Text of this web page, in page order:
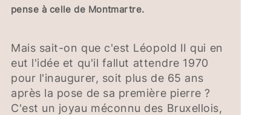
pense à celle de Montmartre.
Mais sait-on que c'est Léopold II qui en
eut l'idée et qu'il fallut attendre 1970
pour l'inaugurer, soit plus de 65 ans
après la pose de sa première pierre ?
C'est un joyau méconnu des Bruxellois,